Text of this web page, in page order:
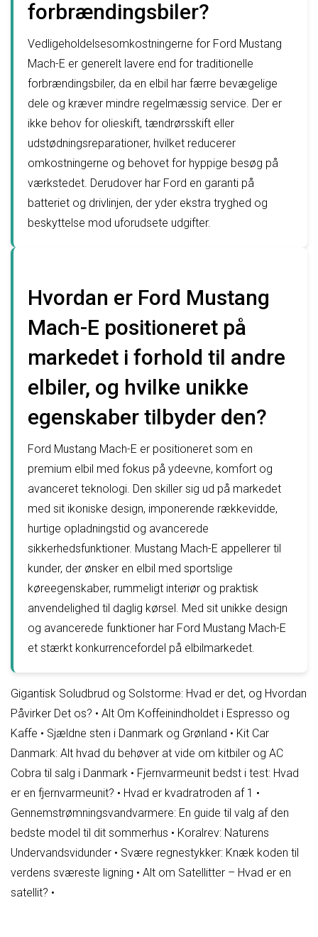
forbrændingsbiler?
Vedligeholdelsesomkostningerne for Ford Mustang
Mach-E er generelt lavere end for traditionelle
forbrændingsbiler, da en elbil har færre bevægelige
dele og kræver mindre regelmæssig service. Der er
ikke behov for olieskift, tændrørsskift eller
udstødningsreparationer, hvilket reducerer
omkostningerne og behovet for hyppige besøg på
værkstedet. Derudover har Ford en garanti på
batteriet og drivlinjen, der yder ekstra tryghed og
beskyttelse mod uforudsete udgifter.
Hvordan er Ford Mustang
Mach-E positioneret på
markedet i forhold til andre
elbiler, og hvilke unikke
egenskaber tilbyder den?
Ford Mustang Mach-E er positioneret som en
premium elbil med fokus på ydeevne, komfort og
avanceret teknologi. Den skiller sig ud på markedet
med sit ikoniske design, imponerende rækkevidde,
hurtige opladningstid og avancerede
sikkerhedsfunktioner. Mustang Mach-E appellerer til
kunder, der ønsker en elbil med sportslige
køreegenskaber, rummeligt interiør og praktisk
anvendelighed til daglig kørsel. Med sit unikke design
og avancerede funktioner har Ford Mustang Mach-E
et stærkt konkurrencefordel på elbilmarkedet.
Gigantisk Soludbrud og Solstorme: Hvad er det, og Hvordan
Påvirker Det os? • Alt Om Koffeinindholdet i Espresso og
Kaffe • Sjældne sten i Danmark og Grønland • Kit Car
Danmark: Alt hvad du behøver at vide om kitbiler og AC
Cobra til salg i Danmark • Fjernvarmeunit bedst i test: Hvad
er en fjernvarmeunit? • Hvad er kvadratroden af 1 •
Gennemstrømningsvandvarmere: En guide til valg af den
bedste model til dit sommerhus • Koralrev: Naturens
Undervandsvidunder • Svære regnestykker: Knæk koden til
verdens sværeste ligning • Alt om Satellitter – Hvad er en
satellit? •